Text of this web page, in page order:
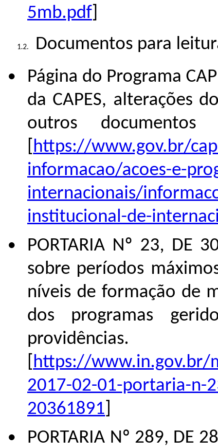
5mb.pdf
Documentos para
Página do Programa
da CAPES, alterações
outros documentos
https://www.gov.br/
informacao/acoes-e-
internacionais/
institucional-de-
PORTARIA Nº 23, DE
sobre períodos
níveis de formação de
dos programas
providências.
https://www.in.gov.br/
2017-02-01-portaria-n-
20361891
PORTARIA Nº 289, DE